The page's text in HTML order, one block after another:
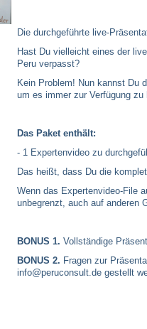
Die durchgeführte live-
Hast Du vielleicht eines der
Peru verpasst?
Kein Problem! Nun kannst Du
um es immer zur Verfügung
Das Paket enthält:
- 1 Expertenvideo zu
Das heißt, dass Du die
Wenn das Expertenvideo-File
unbegrenzt, auch auf anderen
BONUS 1. Vollständige
BONUS 2. Fragen zur
info@peruconsult.de gestellt